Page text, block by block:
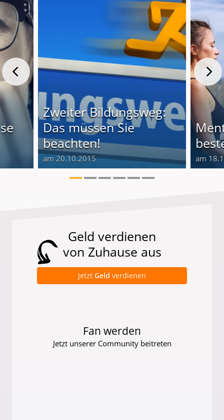
Zweiter Bildungsweg:
Das müssen Sie
beachten!
am 20.10.2015 am
Geld verdienen
von Zuhause aus
Jetzt Geld verdienen
Fan werden
Jetzt unserer Community beitreten